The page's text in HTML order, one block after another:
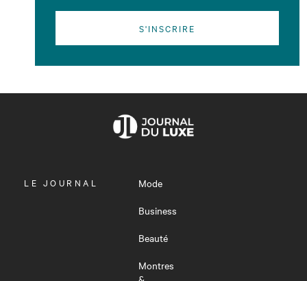
S'INSCRIRE
OUVRIR
LE JOURNAL
Mode
Business
Beauté
Montres